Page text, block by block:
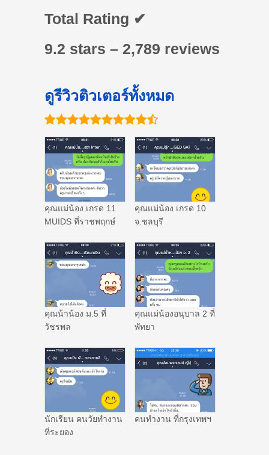
Total Rating ✔
9.2 stars – 2,789 reviews
ดูรีวิวติวเตอร์ทั้งหมด
คุณแม่น้อง เกรด 11
MUIDS ที่ราชพฤกษ์
คุณแม่น้อง เกรด 10
จ.ชลบุรี
คุณน้าน้อง ม.5 ที่
วัชรพล
คุณแม่น้องอนุบาล 2 ที่
พัทยา
นักเรียน คนวัยทำงาน
ที่ระยอง
คนทำงาน ที่กรุงเทพฯ